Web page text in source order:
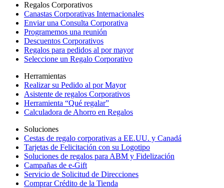
Regalos Corporativos
Canastas Corporativas Internacionales
Enviar una Consulta Corporativa
Programemos una reunión
Descuentos Corporativos
Regalos para pedidos al por mayor
Seleccione un Regalo Corporativo
Herramientas
Realizar su Pedido al por Mayor
Asistente de regalos Corporativos
Herramienta “Qué regalar”
Calculadora de Ahorro en Regalos
Soluciones
Cestas de regalo corporativas a EE.UU. y Canadá
Tarjetas de Felicitación con su Logotipo
Soluciones de regalos para ABM y Fidelización
Campañas de e-Gift
Servicio de Solicitud de Direcciones
Comprar Crédito de la Tienda